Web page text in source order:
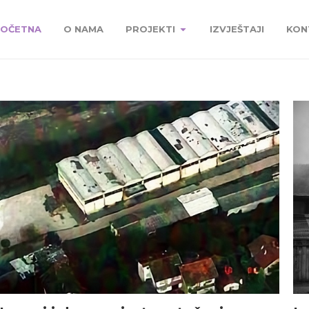
O NAMA PROJEKTI IZVJEŠTAJI